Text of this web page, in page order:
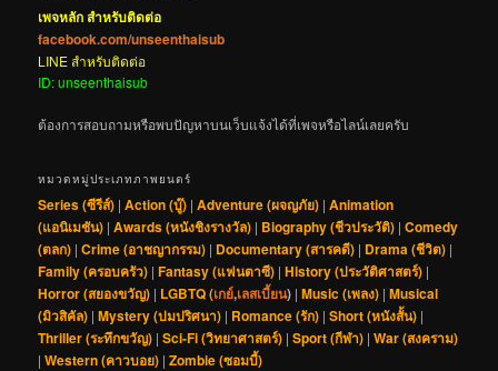
เพจหลัก สำหรับติดต่อ
facebook.com/unseenthaisub
LINE สำหรับติดต่อ
ID: unseenthaisub
ต้องการสอบถามหรือพบปัญหาบนเว็บแจ้งได้ที่เพจหรือไลน์เลยครับ
หมวดหมู่ประเภทภาพยนตร์
Series (ซีรีส์) |Action (บู๊) |Adventure (ผจญภัย) |Animation
(แอนิเมชัน) |Awards (หนังชิงรางวัล) | Biography (ชีวประวัติ) |Comedy
(ตลก) |Crime (อาชญากรรม) | Documentary (สารคดี) | Drama (ชีวิต) |
Family (ครอบครัว) |Fantasy (แฟนตาซี) |History (ประวัติศาสตร์) |
Horror (สยองขวัญ) | LGBTQ (เกย์,เลสเบี้ยน) |Music (เพลง) |Musical
(มิวสิคัล) |Mystery (ปมปริศนา) | Romance (รัก) |Short (หนังสั้น) |
Thriller (ระทึกขวัญ) |Sci-Fi (วิทยาศาสตร์) |Sport (กีฬา) |War (สงคราม)
|Western (คาวบอย) |Zombie (ซอมบี้)